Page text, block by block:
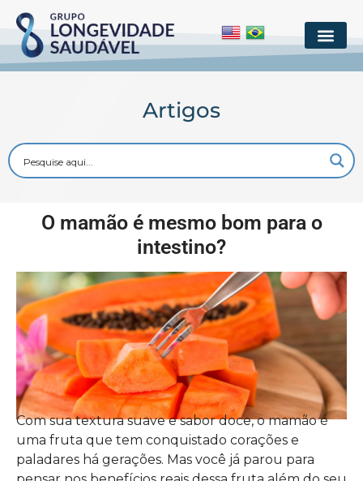
Artigos
O mamão é mesmo bom para o
intestino?
Com sua textura suave e sabor doce, o mamão é
uma fruta que tem conquistado corações e
paladares há gerações. Mas você já parou para